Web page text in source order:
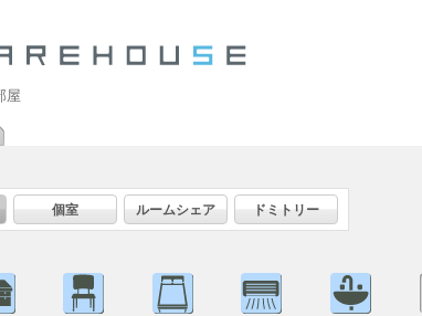
屋
個室 ルームシェア ドミトリー